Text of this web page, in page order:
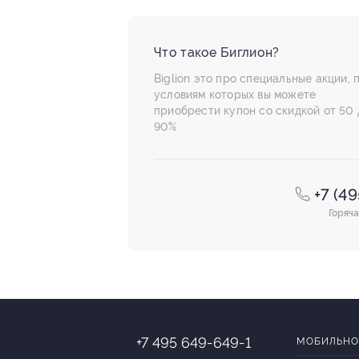
Что такое Биглион?
Biglion это про специальные акции,
условиям которых вы можете
приобрести купон со скидкой от 50
90%
+7
+7 495 649-649-1